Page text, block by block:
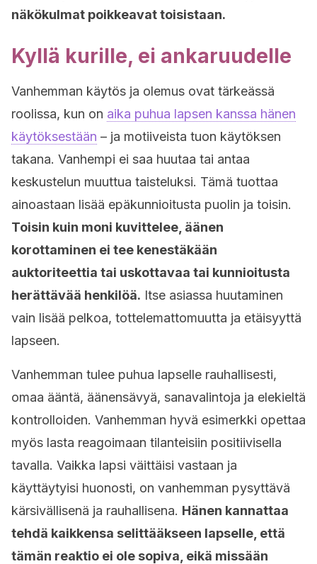
näkökulmat poikkeavat toisistaan.
Kyllä kurille, ei ankaruudelle
Vanhemman käytös ja olemus ovat tärkeässä
roolissa, kun on aika puhua lapsen kanssa hänen
käytöksestään – ja motiiveista tuon käytöksen
takana. Vanhempi ei saa huutaa tai antaa
keskustelun muuttua taisteluksi. Tämä tuottaa
ainoastaan lisää epäkunnioitusta puolin ja toisin.
Toisin kuin moni kuvittelee, äänen
korottaminen ei tee kenestäkään
auktoriteettia tai uskottavaa tai kunnioitusta
herättävää henkilöä. Itse asiassa huutaminen
vain lisää pelkoa, tottelemattomuutta ja etäisyyttä
lapseen.
Vanhemman tulee puhua lapselle rauhallisesti,
omaa ääntä, äänensävyä, sanavalintoja ja elekieltä
kontrolloiden. Vanhemman hyvä esimerkki opettaa
myös lasta reagoimaan tilanteisiin positiivisella
tavalla. Vaikka lapsi väittäisi vastaan ja
käyttäytyisi huonosti, on vanhemman pysyttävä
kärsivällisenä ja rauhallisena. Hänen kannattaa
tehdä kaikkensa selittääkseen lapselle, että
tämän reaktio ei ole sopiva, eikä missään